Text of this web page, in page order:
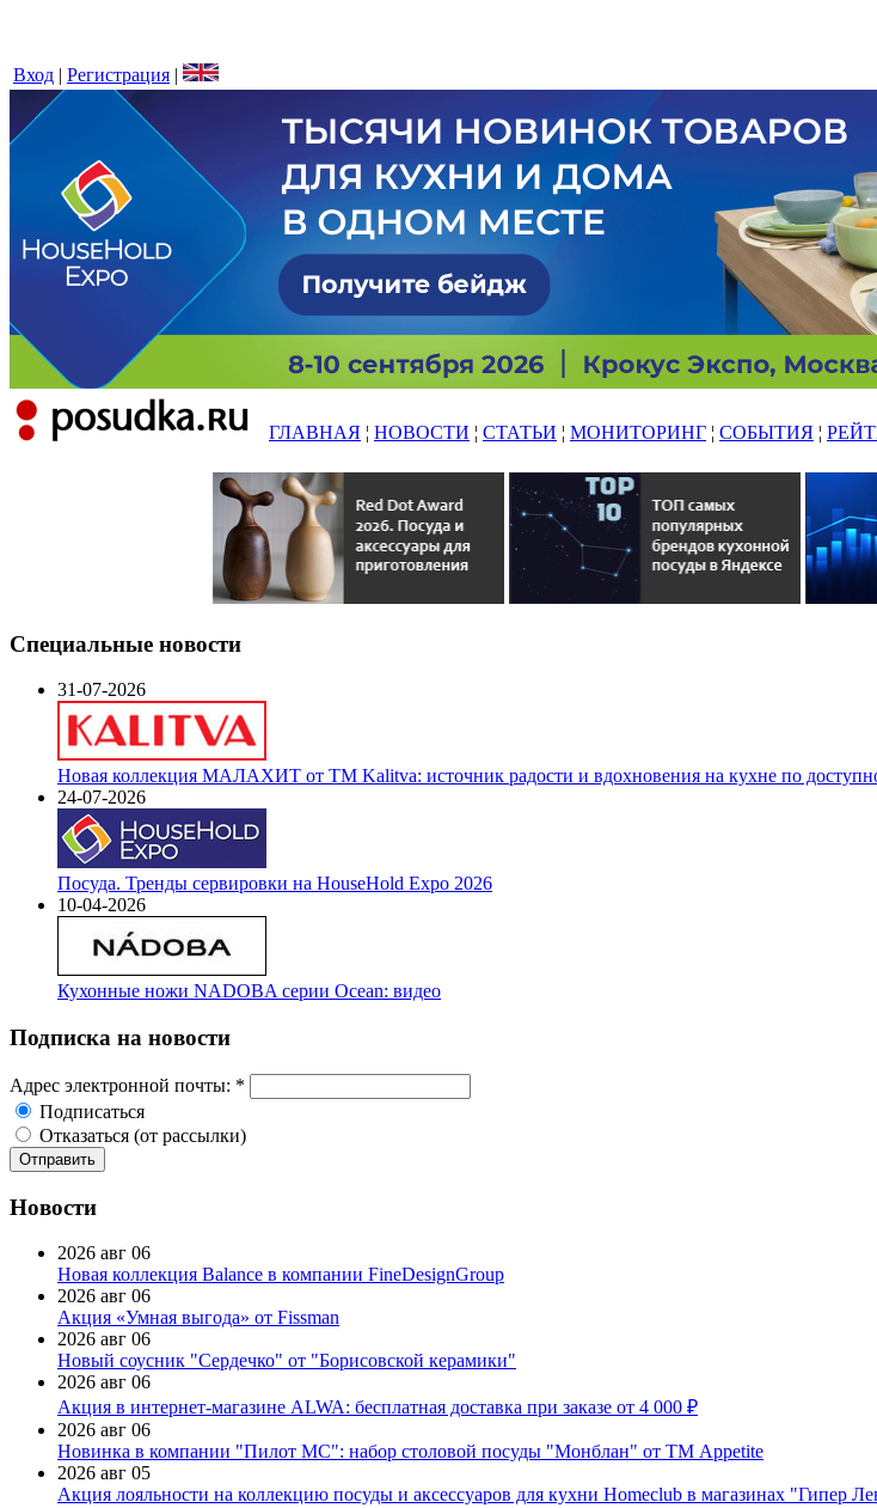
Вход | Регистрация |
ГЛАВНАЯ ¦ НОВОСТИ ¦ СТАТЬИ ¦ МОНИТОРИНГ ¦ СОБЫТИЯ ¦
Специальные новости
31-07-2026
Новая коллекция МАЛАХИТ от ТМ Kalitva: источник радости и вдохновения на кухне по
24-07-2026
Посуда. Тренды сервировки на HouseHold Expo 2026
10-04-2026
Кухонные ножи NADOBA серии Ocean: видео
Подписка на новости
Адрес электронной почты: *
Подписаться
Отказаться (от рассылки)
Новости
2026 авг 06
Новая коллекция Balance в компании FineDesignGroup
2026 авг 06
Акция «Умная выгода» от Fissman
2026 авг 06
Новый соусник "Сердечко" от "Борисовской керамики"
2026 авг 06
Акция в интернет-магазине ALWA: бесплатная доставка при заказе от 4 000 ₽
2026 авг 06
Новинка в компании "Пилот МС": набор столовой посуды "Монблан" от ТМ Appetite
2026 авг 05
Акция лояльности на коллекцию посуды и аксессуаров для кухни Homeclub в магазинах "Гипер